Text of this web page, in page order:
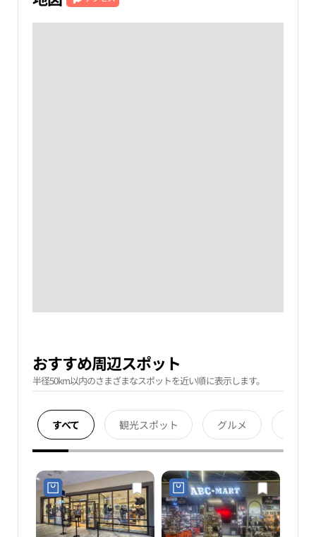
おすすめ周辺スポット
半径50km以内のさまざまなスポットを近い順に表示します。
すべて 観光スポット グルメ